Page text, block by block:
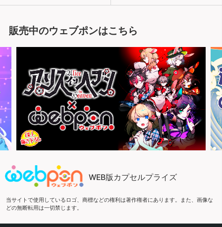
販売中のウェブポンはこちら
WEB版カプセルプライズ
当サイトで使用しているロゴ、商標などの権利は著作権者にあります。また、画像な
どの無断転用は一切禁じます。